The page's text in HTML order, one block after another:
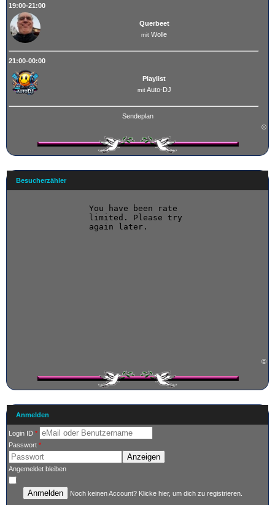
19:00-21:00
Querbeet
mit Wolle
21:00-00:00
Playlist
mitAuto-DJ
Sendeplan
©
Besucherzähler
©
Anmelden
Login ID *
Passwort *
Anzeigen
Angemeldet bleiben
Anmelden Noch keinen Account? Klicke hier, um dich zu registrieren.